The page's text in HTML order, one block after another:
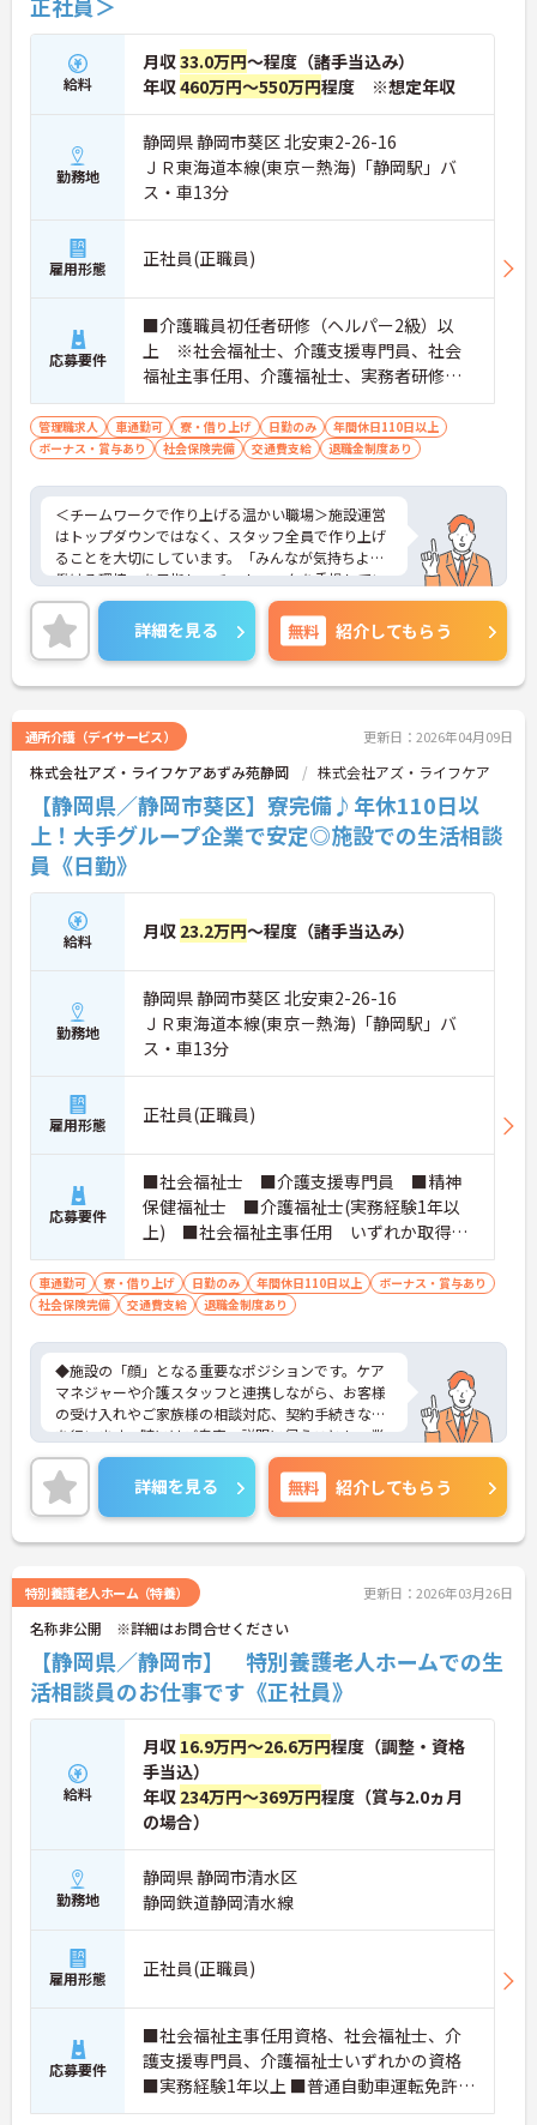
給料
月収33.0万円～程度（諸手当込み）
年収460万円～550万円程度 ※想定年収
勤務地
静岡県 静岡市葵区 北安東2-26-16
ＪＲ東海道本線(東京－熱海)「静岡駅」バ
ス・車13分
雇用形態 正社員(正職員)
応募要件
■介護職員初任者研修（ヘルパー2級）以
上 ※社会福祉士、介護支援専門員、社会
福祉主事任用、介護福祉士、実務者研修歓
迎 ■管理職、生活相談員、サービス提供責
任者、またはそれらに類する職種での業務
経験をお持ちの方 ■普通自動車免許（AT
管理職求人 車通勤可 寮・借り上げ 日勤のみ
年間休日110日以上
ボーナス・賞与あり
社会保険完備 交通費支給 退職金制度あり
＜チームワークで作り上げる温かい職場＞施設運営
はトップダウンではなく、スタッフ全員で作り上げ
ることを大切にしています。「みんなが気持ちよく
働ける環境」を目指し、チームワークを重視してい
るのが特徴です。裁量が大きく任される部分も多い
ため、アイデアや気配りがダイレクトに施設の雰囲
気を良くし、スタッフの笑顔につながるやりがいを
感じられます。
＜学びを応援！充実の研修と資格手当＞「管理職専
専門研修など、成長を支えるプログラムが豊富で
す。また、資格取得への評価も手厚く、スキルアッ
プが収入アップにもつながります。
＜プライベートも大切にできる柔軟な働き方＞年間
休日は110日以上あり、1時間単位で取得できる有給
休暇や、最大40日まで積み立てられる積立有給休暇
など、休みを取りやすい制度が整っています。
詳細を見る 無料 紹介してもらう
通所介護（デイサービス） 更新日：2026年04月09日
株式会社アズ・ライフケアあずみ苑静岡 株式会社アズ・ライフケア
【静岡県／静岡市葵区】寮完備♪年休110日以
上！大手グループ企業で安定◎施設での生活相談
員《日勤》
給料 月収 23.2万円～程度（諸手当込み）
勤務地
静岡県 静岡市葵区 北安東2-26-16
ＪＲ東海道本線(東京－熱海)「静岡駅」バ
ス・車13分
雇用形態 正社員(正職員)
応募要件
■社会福祉士 ■介護支援専門員 ■精神
保健福祉士 ■介護福祉士(実務経験1年以
上) ■社会福祉主事任用 いずれか取得さ
れている方 ■普通自動車免許をお持ちの
方 ※厚生労働大臣が定める科目を3科目以上
履修していることが成績証明書の提示にて
車通勤可 寮・借り上げ 日勤のみ 年間休日110日以上
ボーナス・賞与あり
社会保険完備
交通費支給 退職金制度あり
◆施設の「顔」となる重要なポジションです。ケア
マネジャーや介護スタッフと連携しながら、お客様
の受け入れやご家族様の相談対応、契約手続きなど
を行います。時にはご自宅へ説明に伺うことも。業
務の幅は広いですが、その分、お客様の「困った」
に寄り添い、解決できた時の喜びはひとしおです。
親身な対応ができるあなたを、スタッフみんなが待
っています。
◆年間休日は117日以上あり、シフト制ですが希望
しいポイントです。有給休暇は1時間単位で取得でき
るので、「ちょっと用事を済ませたい」という時に
も便利。オンとオフを上手に切り替えて、自分らし
い働き方が実現できます。
◆タブレット端末を活用した介護記録システムを導
入♪スタッフ同士の情報共有もスムーズになり、
「ご利用者様と向き合う時間が増えた」と現場でも
好評です。効率よく働けます。
詳細を見る 無料 紹介してもらう
特別養護老人ホーム（特養） 更新日：2026年03月26日
名称非公開 ※詳細はお問合せください
【静岡県／静岡市】 特別養護老人ホームでの生
活相談員のお仕事です《正社員》
給料
月収 16.9万円～26.6万円程度（調整・資格
手当込）
年収 234万円～369万円程度（賞与2.0ヵ月
の場合）
勤務地
静岡県 静岡市清水区
静岡鉄道静岡清水線
雇用形態 正社員(正職員)
応募要件
■社会福祉主事任用資格、社会福祉士、介
護支援専門員、介護福祉士いずれかの資格
■実務経験1年以上 ■普通自動車運転免許
（AT限定可）